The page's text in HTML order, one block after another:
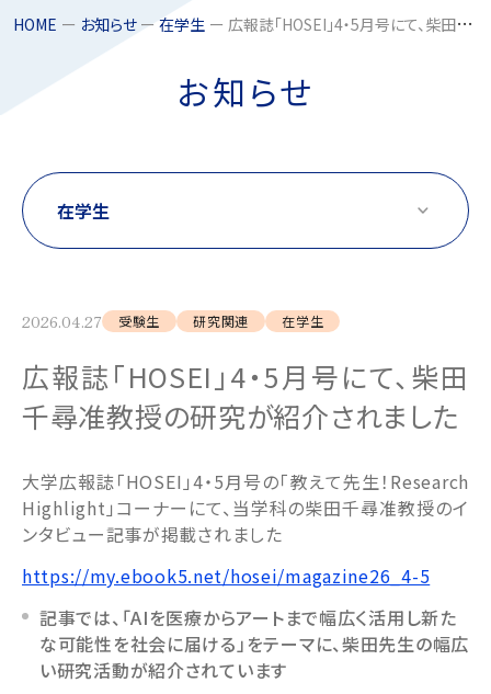
HOME お知らせ 在学生 広報誌「HOSEI」4・5月号にて、柴田千尋准教授の研究が紹介されました
お知らせ
2026.04.27 受験生 研究関連 在学生
広報誌「HOSEI」4・5月号にて、柴田
千尋准教授の研究が紹介されました
大学広報誌「HOSEI」4・5月号の「教えて先生！Research
Highlight」コーナーにて、当学科の柴田千尋准教授のイ
ンタビュー記事が掲載されました
https://my.ebook5.net/hosei/magazine26_4-5
記事では、「AIを医療からアートまで幅広く活用し新た
な可能性を社会に届ける」をテーマに、柴田先生の幅広
い研究活動が紹介されています